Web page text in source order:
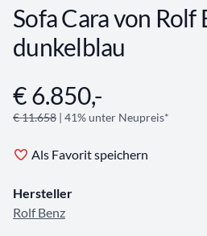
Sofa Cara von Rolf
dunkelblau
Angebotsinformationen
€ 6.850,-
€ 11.658 | 41% unter Neupreis*
Als Favorit speichern
Hersteller
Rolf Benz